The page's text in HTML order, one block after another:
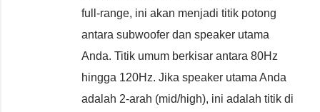
full-range, ini akan menjadi titik potong
antara subwoofer dan speaker utama
Anda. Titik umum berkisar antara 80Hz
hingga 120Hz. Jika speaker utama Anda
adalah 2-arah (mid/high), ini adalah titik di